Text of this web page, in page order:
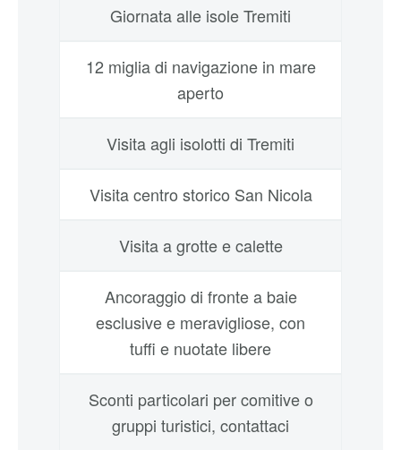
Giornata alle isole Tremiti
12 miglia di navigazione in mare
aperto
Visita agli isolotti di Tremiti
Visita centro storico San Nicola
Visita a grotte e calette
Ancoraggio di fronte a baie
esclusive e meravigliose, con
tuffi e nuotate libere
Sconti particolari per comitive o
gruppi turistici, contattaci